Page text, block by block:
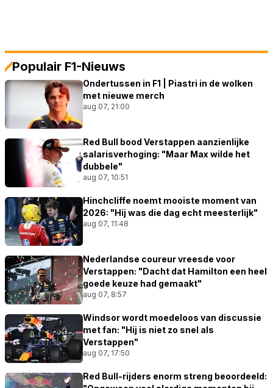
Populair F1-Nieuws
Ondertussen in F1 | Piastri in de wolken
met nieuwe merch
aug 07, 21:00
Red Bull bood Verstappen aanzienlijke
salarisverhoging: "Maar Max wilde het
dubbele"
aug 07, 10:51
Hinchcliffe noemt mooiste moment van
2026: "Hij was die dag echt meesterlijk"
aug 07, 11:48
Nederlandse coureur vreesde voor
Verstappen: "Dacht dat Hamilton een heel
goede keuze had gemaakt"
aug 07, 8:57
Windsor wordt moedeloos van discussie
met fan: "Hij is niet zo snel als
Verstappen"
aug 07, 17:50
Red Bull-rijders enorm streng beoordeeld: